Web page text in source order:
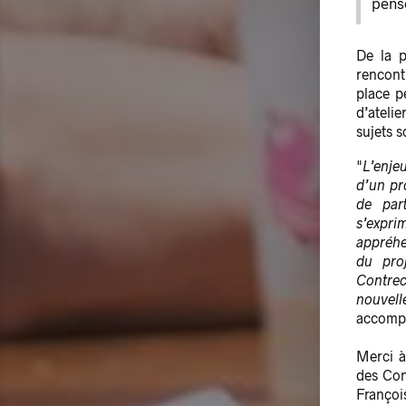
De la
place
sujets
"
d’un
de
du
Merci
des